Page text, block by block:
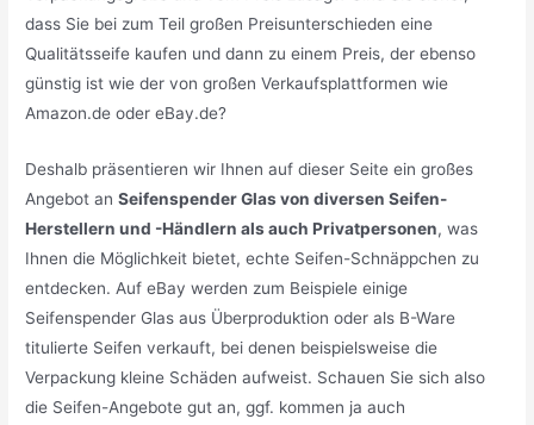
dass Sie bei zum Teil großen Preisunterschieden eine
Qualitätsseife kaufen und dann zu einem Preis, der ebenso
günstig ist wie der von großen Verkaufsplattformen wie
Amazon.de oder eBay.de?
Deshalb präsentieren wir Ihnen auf dieser Seite ein großes
Angebot anSeifenspender Glas von diversen Seifen-
Herstellern und -Händlern als auch Privatpersonen, was
Ihnen die Möglichkeit bietet, echte Seifen-Schnäppchen zu
entdecken. Auf eBay werden zum Beispiele einige
Seifenspender Glas aus Überproduktion oder als B-Ware
titulierte Seifen verkauft, bei denen beispielsweise die
Verpackung kleine Schäden aufweist. Schauen Sie sich also
die Seifen-Angebote gut an, ggf. kommen ja auch